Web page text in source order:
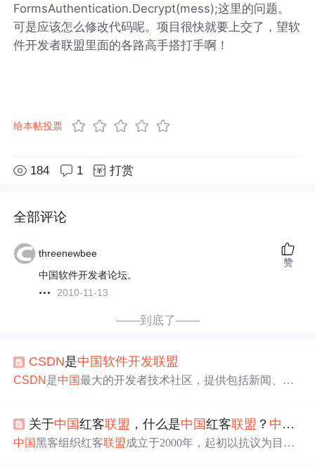
FormsAuthentication.Decrypt(mess);这里的问题。
可是应该怎么修改代码呢。项目很快就要上交了，望软
件开发者联盟里面的各路高手搭打手啊！
给本帖投票
184 1 打赏
全部评论
threenewbee
中国软件开发者论坛。
2010-11-13
赞
——到底了——
CSDN是中国软件开发联盟
CSDN 是中国最大的开发者技术社区，提供包括新闻、论
力。关于中国红客联盟 ，什么是中国红客联盟 ？ 中国
中国黑客组织红客联盟 成立于2000年，起初以抗议为目的